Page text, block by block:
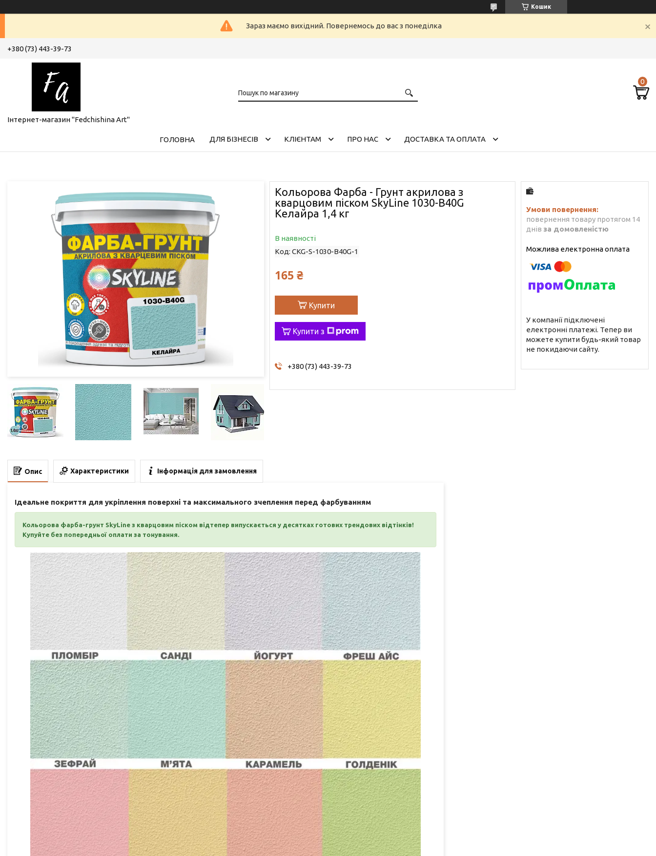
Кошик
Зараз маємо вихідний. Повернемось до вас з понеділка
+380 (73) 443-39-73
Інтернет-магазин "Fedchishina Art"
ГОЛОВНА ДЛЯ БІЗНЕСІВ КЛІЄНТАМ ПРО НАС ДОСТАВКА ТА ОПЛАТА
Кольорова Фарба - Грунт акрилова з
кварцовим піском SkyLine 1030-B40G
Келайра 1,4 кг
В наявності
Код: CKG-S-1030-B40G-1
165 ₴
Купити
Купити з
+380 (73) 443-39-73
повернення товару протягом 14
днів за домовленістю
У компанії підключені
електронні платежі. Тепер ви
можете купити будь-який товар
не покидаючи сайту.
Опис Характеристики Інформація для замовлення
Ідеальне покриття для укріплення поверхні та максимального зчеплення перед фарбуванням
Кольорова фарба-грунт SkyLine з кварцовим піском відтепер випускається у десятках готових трендових відтінків!
Купуйте без попередньої оплати за тонування.